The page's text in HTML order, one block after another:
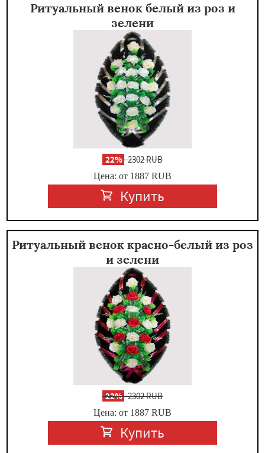
Ритуальный венок белый из роз и
зелени
-22%2302 RUB
Цена: от 1887 RUB
Купить
Ритуальный венок красно-белый из роз
и зелени
-22%2302 RUB
Цена: от 1887 RUB
Купить